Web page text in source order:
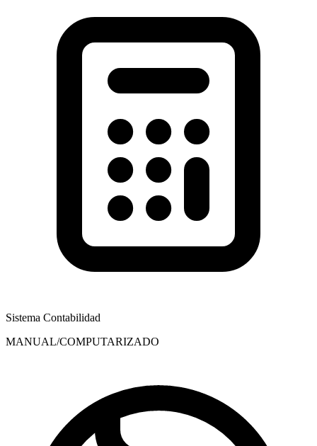
Sistema Contabilidad
MANUAL/COMPUTARIZADO